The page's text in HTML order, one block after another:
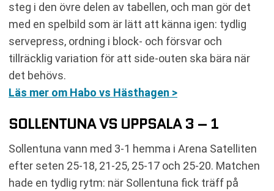
steg i den övre delen av tabellen, och man gör det
med en spelbild som är lätt att känna igen: tydlig
servepress, ordning i block- och försvar och
tillräcklig variation för att side-outen ska bära när
det behövs.
Läs mer om Habo vs Hästhagen >
SOLLENTUNA VS UPPSALA 3 – 1
Sollentuna vann med 3-1 hemma i Arena Satelliten
efter seten 25-18, 21-25, 25-17 och 25-20. Matchen
hade en tydlig rytm: när Sollentuna fick träff på